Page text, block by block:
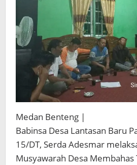
Medan Benteng |
Babinsa Desa Lantasan Baru
15/DT, Serda Adesmar
Musyawarah Desa Membahas